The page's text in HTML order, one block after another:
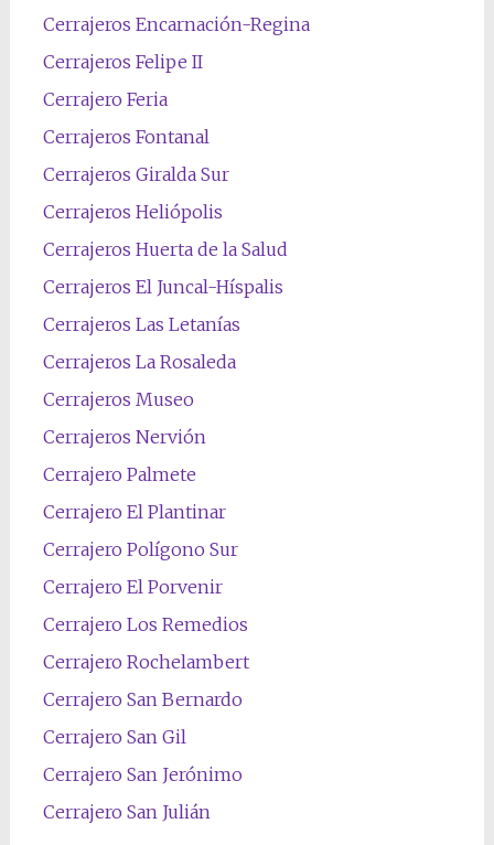
Cerrajeros Encarnación-Regina
Cerrajeros Felipe II
Cerrajero Feria
Cerrajeros Fontanal
Cerrajeros Giralda Sur
Cerrajeros Heliópolis
Cerrajeros Huerta de la Salud
Cerrajeros El Juncal-Híspalis
Cerrajeros Las Letanías
Cerrajeros La Rosaleda
Cerrajeros Museo
Cerrajeros Nervión
Cerrajero Palmete
Cerrajero El Plantinar
Cerrajero Polígono Sur
Cerrajero El Porvenir
Cerrajero Los Remedios
Cerrajero Rochelambert
Cerrajero San Bernardo
Cerrajero San Gil
Cerrajero San Jerónimo
Cerrajero San Julián